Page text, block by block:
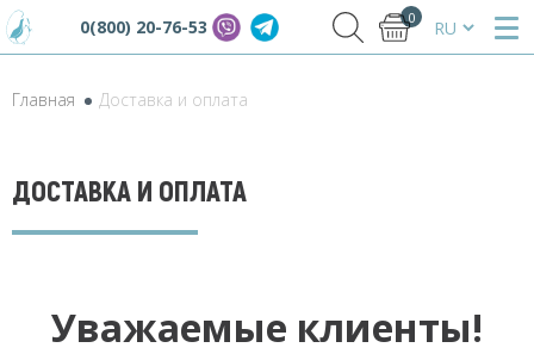
0(800) 20-76-53 0
Главная Доставка и оплата
ДОСТАВКА И ОПЛАТА
Уважаемые клиенты!